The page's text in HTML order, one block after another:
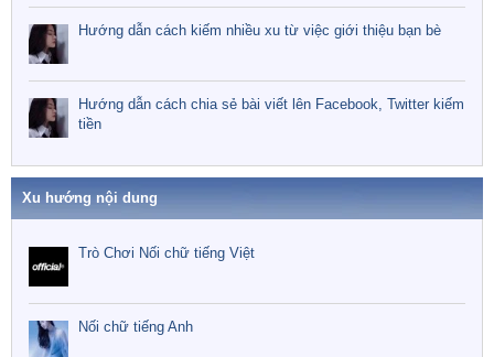
Hướng dẫn cách kiếm nhiều xu từ việc giới thiệu bạn bè
Hướng dẫn cách chia sẻ bài viết lên Facebook, Twitter kiếm
tiền
Xu hướng nội dung
Trò Chơi Nối chữ tiếng Việt
Nối chữ tiếng Anh